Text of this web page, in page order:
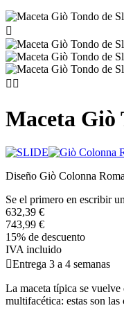

 
Maceta Giò
Diseño Giò Colonna
Se el primero en escribir
632,39 €
743,99 €
15% de descuento
IVA incluido
Entrega 3 a 4 semanas
La maceta típica se
multifacética: estas son